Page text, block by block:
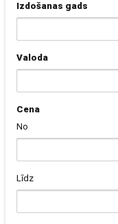
Izdošanas gads
Valoda
Cena
No
Līdz